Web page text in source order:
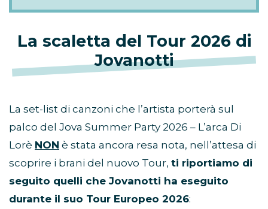
La scaletta del Tour 2026 di
Jovanotti
La set-list di canzoni che l’artista porterà sul
palco del Jova Summer Party 2026 – L’arca Di
Lorè NON è stata ancora resa nota, nell’attesa di
scoprire i brani del nuovo Tour, ti riportiamo di
seguito quelli che Jovanotti ha eseguito
durante il suo Tour Europeo 2026: